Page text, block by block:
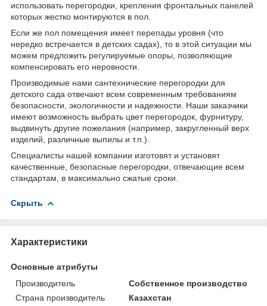
использовать перегородки, крепления фронтальных панелей
которых жестко монтируются в пол.
Если же пол помещения имеет перепады уровня (что
нередко встречается в детских садах), то в этой ситуации мы
можем предложить регулируемые опоры, позволяющие
компенсировать его неровности.
Производимые нами сантехнические перегородки для
детского сада отвечают всем современным требованиям
безопасности, экологичности и надежности. Наши заказчики
имеют возможность выбрать цвет перегородок, фурнитуру,
выдвинуть другие пожелания (например, закругленный верх
изделий, различные выпилы и т.п.).
Специалисты нашей компании изготовят и установят
качественные, безопасные перегородки, отвечающие всем
стандартам, в максимально сжатые сроки.
Скрыть
Характеристики
Основные атрибуты
Производитель
Собственное производство
Страна производитель
Казахстан